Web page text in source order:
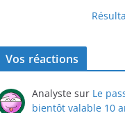
Vos réactions
Analyste sur Le
bientôt valable 10